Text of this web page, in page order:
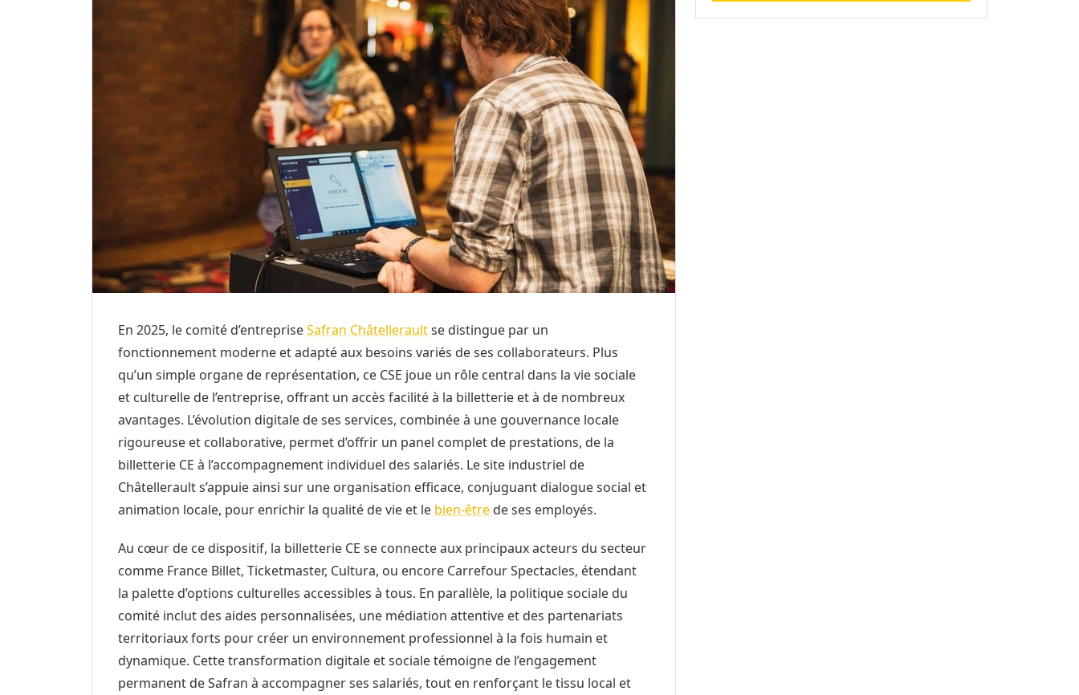
En 2025, le comité d’entrepriseSafran Châtelleraultse distingue par un
fonctionnement moderne et adapté aux besoins variés de ses collaborateurs. Plus
qu’un simple organe de représentation, ce CSE joue un rôle central dans la vie sociale
et culturelle de l’entreprise, offrant un accès facilité à la billetterie et à de nombreux
avantages. L’évolution digitale de ses services, combinée à une gouvernance locale
rigoureuse et collaborative, permet d’offrir un panel complet de prestations, de la
billetterie CE à l’accompagnement individuel des salariés. Le site industriel de
Châtellerault s’appuie ainsi sur une organisation efficace, conjuguant dialogue social et
animation locale, pour enrichir la qualité de vie et le bien-être de ses employés.
Au cœur de ce dispositif, la billetterie CE se connecte aux principaux acteurs du secteur
comme France Billet, Ticketmaster, Cultura, ou encore Carrefour Spectacles, étendant
la palette d’options culturelles accessibles à tous. En parallèle, la politique sociale du
comité inclut des aides personnalisées, une médiation attentive et des partenariats
territoriaux forts pour créer un environnement professionnel à la fois humain et
dynamique. Cette transformation digitale et sociale témoigne de l’engagement
permanent de Safran à accompagner ses salariés, tout en renforçant le tissu local et